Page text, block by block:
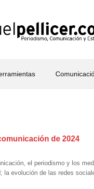
de 2024
el periodismo y los
la evolución de las redes